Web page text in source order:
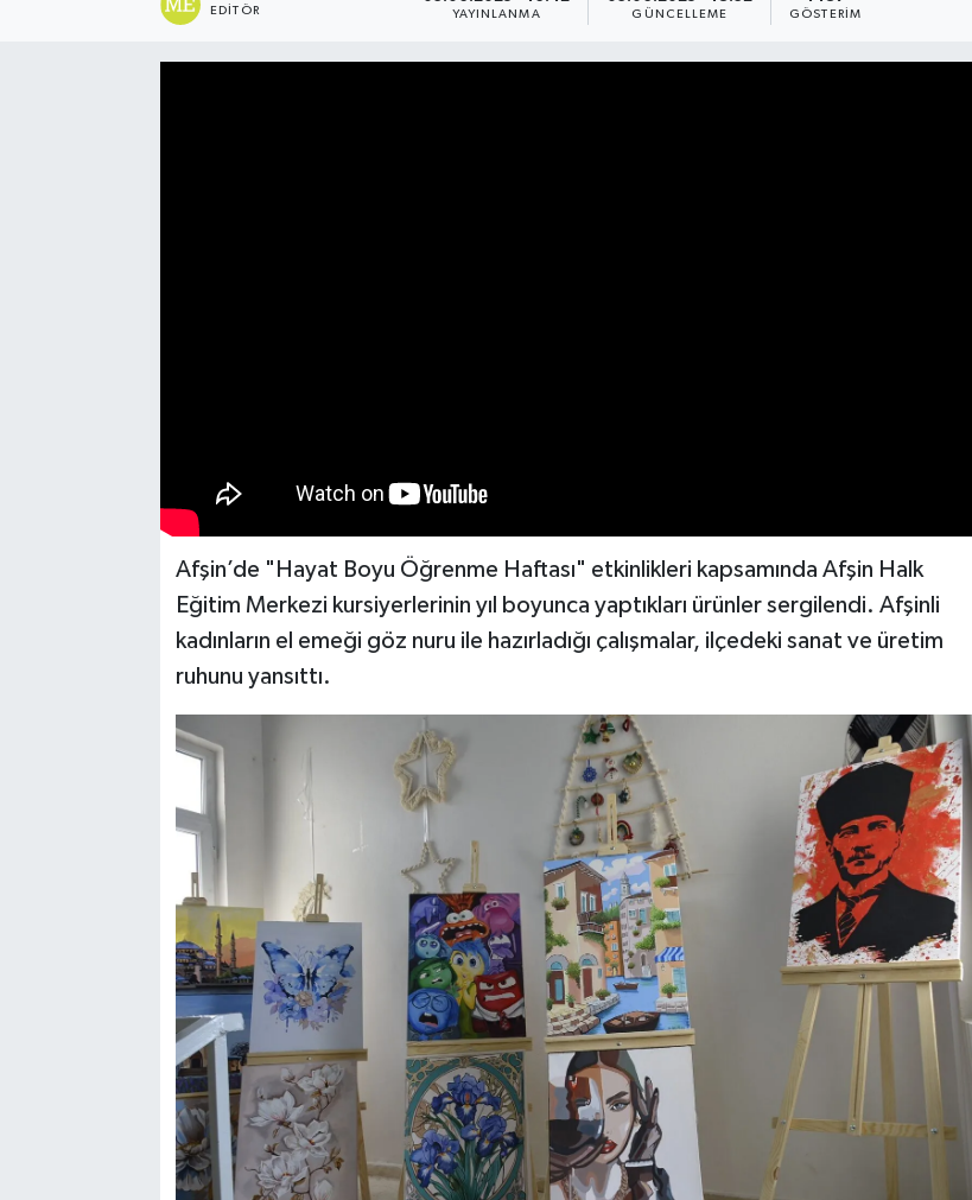
EDITÖR YAYINLANMA GÜNCELLEME GÖSTERIM
Afşin’de "Hayat Boyu Öğrenme Haftası" etkinlikleri kapsamında Afşin Halk
Eğitim Merkezi kursiyerlerinin yıl boyunca yaptıkları ürünler sergilendi. Afşinli
kadınların el emeği göz nuru ile hazırladığı çalışmalar, ilçedeki sanat ve üretim
ruhunu yansıttı.